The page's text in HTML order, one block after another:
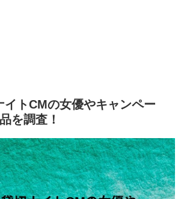
イトCMの女優やキャンペー
を調査！